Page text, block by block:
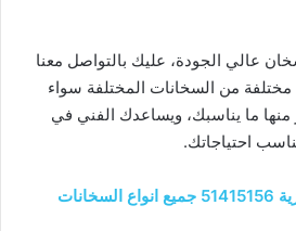
عالي الجودة، عليك بالتواصل معنا
من السخانات المختلفة سواء
منها ما يناسبك، ويساعدك الفني في
احتياجاتك.